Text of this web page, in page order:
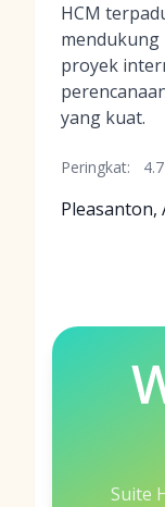
HCM
mendukung
proyek
yang kuat.
Peringkat: 4.7
Pleasanton,
Suite